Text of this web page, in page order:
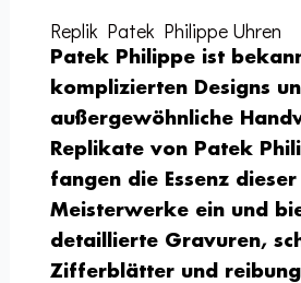
Replik Patek Philippe Uhren
Patek Philippe ist
komplizierten Designs
außergewöhnliche
Replikate von Patek
fangen die Essenz dieser
Meisterwerke ein und
detaillierte Gravuren,
Zifferblätter und